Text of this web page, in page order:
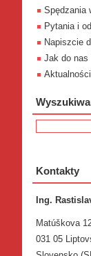
Spędzania
Pytania i
Napiszcie
Jak do nas
Aktualności
Kontakty
Ing.
Matúškova
031 05